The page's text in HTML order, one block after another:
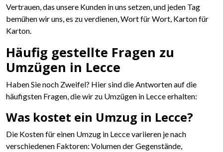
Vertrauen, das unsere Kunden in uns setzen, und jeden Tag
bemühen wir uns, es zu verdienen, Wort für Wort, Karton für
Karton.
Häufig gestellte Fragen zu
Umzügen in Lecce
Haben Sie noch Zweifel? Hier sind die Antworten auf die
häufigsten Fragen, die wir zu Umzügen in Lecce erhalten:
Was kostet ein Umzug in Lecce?
Die Kosten für einen Umzug in Lecce variieren je nach
verschiedenen Faktoren: Volumen der Gegenstände,